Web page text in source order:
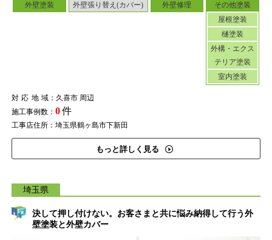
外壁塗装 外壁張り替え(カバー) 外壁修理
その他塗装
屋根塗装
樋塗装
外構・エクス
テリア塗装
室内塗装
対応地域：久喜市 周辺
施工事例数： 0件
工事店住所：埼玉県鶴ヶ島市下新田
もっと詳しく見る
埼玉県
決して押し付けない。お客さまと共に悩み納得して行う外
壁塗装と外壁カバー